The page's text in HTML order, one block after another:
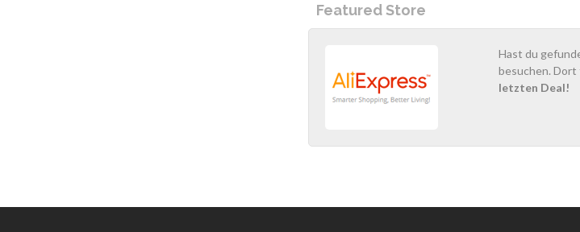
Featured Store
Hast du
besuchen. Dort
letzten Deal!